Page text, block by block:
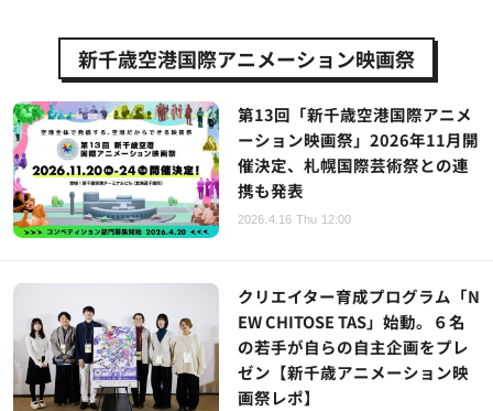
新千歳空港国際アニメーション映画祭
第13回「新千歳空港国際アニメ
ーション映画祭」2026年11月開
催決定、札幌国際芸術祭との連
携も発表
2026.4.16 Thu 12:00
クリエイター育成プログラム「N
EW CHITOSE TAS」始動。６名
の若手が自らの自主企画をプレ
ゼン【新千歳アニメーション映
画祭レポ】